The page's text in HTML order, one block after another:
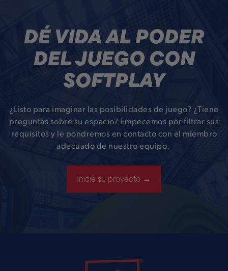
DÉ VIDA AL PODER
DEL JUEGO CON
SOFTPLAY
¿Listo para imaginar las posibilidades de juego? ¿Tiene
preguntas sobre su espacio? Empecemos por filtrar sus
requisitos y le pondremos en contacto con el miembro
adecuado de nuestro equipo.
Inicie su proyecto →
Soft Play